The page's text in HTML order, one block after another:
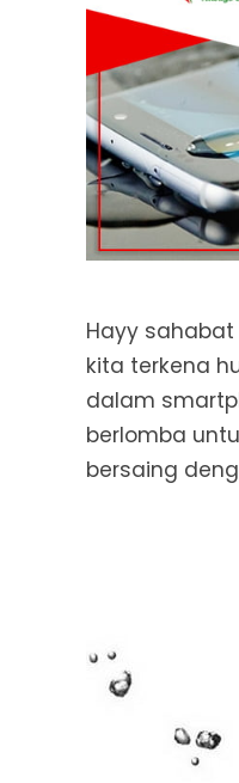
Hayy
kita terkena
dalam
berlomba
bersaing